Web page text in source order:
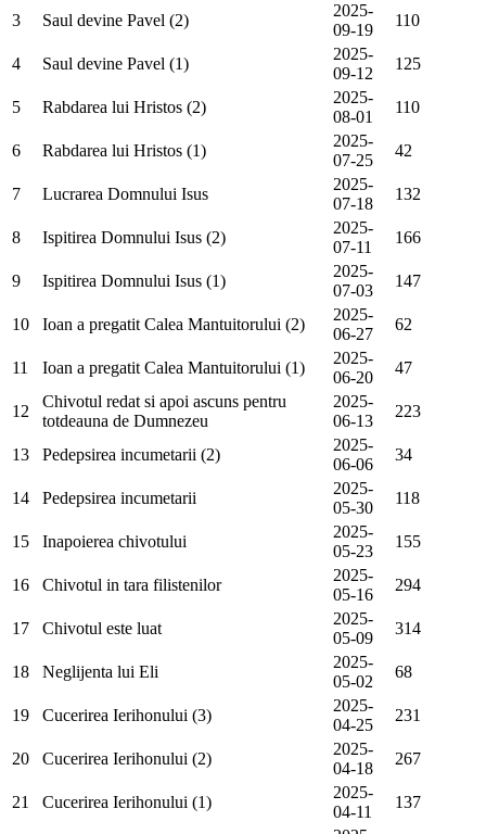
3 Saul devine Pavel (2)
2025-
09-19
110
4 Saul devine Pavel (1)
2025-
09-12
125
5 Rabdarea lui Hristos (2)
2025-
08-01
110
6 Rabdarea lui Hristos (1)
2025-
07-25
42
7 Lucrarea Domnului Isus
2025-
07-18
132
8 Ispitirea Domnului Isus (2)
2025-
07-11
166
9 Ispitirea Domnului Isus (1)
2025-
07-03
147
10 Ioan a pregatit Calea Mantuitorului (2)
2025-
06-27
62
11 Ioan a pregatit Calea Mantuitorului (1)
2025-
06-20
47
12
Chivotul redat si apoi ascuns pentru
totdeauna de Dumnezeu
2025-
06-13
223
13 Pedepsirea incumetarii (2)
2025-
06-06
34
14 Pedepsirea incumetarii
2025-
05-30
118
15 Inapoierea chivotului
2025-
05-23
155
16 Chivotul in tara filistenilor
2025-
05-16
294
17 Chivotul este luat
2025-
05-09
314
18 Neglijenta lui Eli
2025-
05-02
68
19 Cucerirea Ierihonului (3)
2025-
04-25
231
20 Cucerirea Ierihonului (2)
2025-
04-18
267
21 Cucerirea Ierihonului (1)
2025-
04-11
137